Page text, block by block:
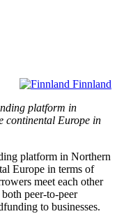
Finnland
platform in
continental Europe in
platform in Northern
Europe in terms of
meet each other
peer-to-peer
to businesses.